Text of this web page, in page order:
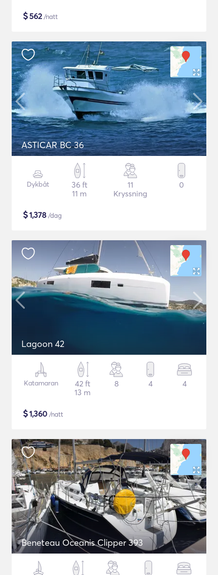
$562/natt
ASTICAR BC 36
Dykbåt
36 ft
11 m
11
Kryssning
0
$1,378 /dag
Lagoon 42
Katamaran
42 ft
13 m
8 4 4
$1,360 /natt
Beneteau Oceanis Clipper 393